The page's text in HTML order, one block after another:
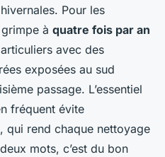
Pour les
à quatre fois par an
avec des
exposées au sud
passage. L’essentiel
fréquent évite
qui rend chaque nettoyage
mots, c’est du bon